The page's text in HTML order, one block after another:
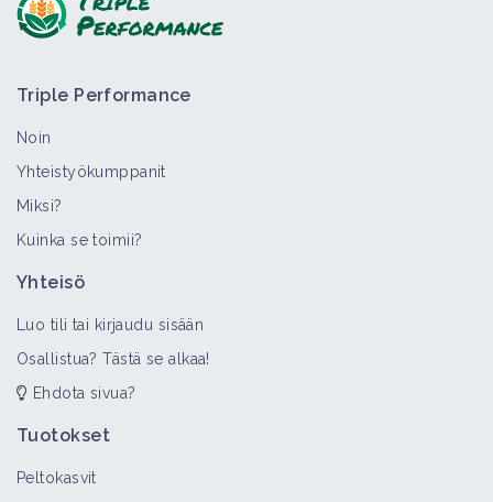
Triple Performance
Noin
Yhteistyökumppanit
Miksi?
Kuinka se toimii?
Yhteisö
Luo tili tai kirjaudu sisään
Osallistua? Tästä se alkaa!
Ehdota sivua?
Tuotokset
Peltokasvit